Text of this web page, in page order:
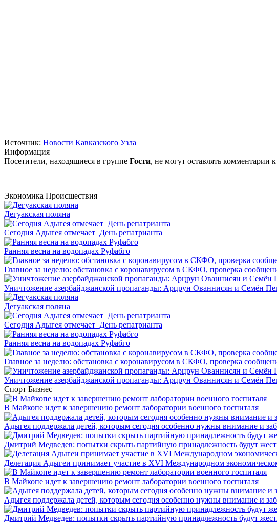
Источник: Новости Кавказского Узла
Информация
Посетители, находящиеся в группе Гости, не могут оставлять комментарии
Экономика Происшествия
Дегуакская поляна
Сегодня Адыгея отмечает День репатрианта
Ранняя весна на водопадах Руфабго
Главное за неделю: обстановка с коронавирусом в СКФО, проверка
Уничтожение азербайджанской пропаганды: Арцрун Ованнисян и Семён
Дегуакская поляна
Сегодня Адыгея отмечает День репатрианта
Ранняя весна на водопадах Руфабго
Главное за неделю: обстановка с коронавирусом в СКФО, проверка
Уничтожение азербайджанской пропаганды: Арцрун Ованнисян и Семён
Спорт Бизнес
В Майкопе идет к завершению ремонт лаборатории военного госпиталя
Адыгея поддержала детей, которым сегодня особенно нужны внимание и
Дмитрий Медведев: попытки скрыть партийную принадлежность будут
Делегация Адыгеи принимает участие в XVI Международном
В Майкопе идет к завершению ремонт лаборатории военного госпиталя
Адыгея поддержала детей, которым сегодня особенно нужны внимание и
Дмитрий Медведев: попытки скрыть партийную принадлежность будут